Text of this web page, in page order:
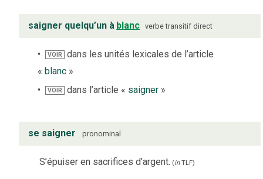
saigner quelqu’un à blanc verbe transitif direct
VOIR
dans les unités lexicales de l’article
« blanc »
VOIR dans l’article « saigner »
se saigner pronominal
S’épuiser en sacrifices d’argent. (inTLF)